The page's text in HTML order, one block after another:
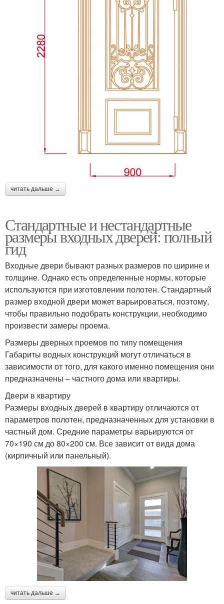
читать дальше →
Стандартные и нестандартные
размеры входных дверей: полный
гид
Входные двери бывают разных размеров по ширине и
толщине. Однако есть определенные нормы, которые
используются при изготовлении полотен. Стандартный
размер входной двери может варьироваться, поэтому,
чтобы правильно подобрать конструкции, необходимо
произвести замеры проема.
Размеры дверных проемов по типу помещения
Габариты водных конструкций могут отличаться в
зависимости от того, для какого именно помещения они
предназначены – частного дома или квартиры.
Двери в квартиру
Размеры входных дверей в квартиру отличаются от
параметров полотен, предназначенных для установки в
частный дом. Средние параметры варьируются от
70×190 см до 80×200 см. Все зависит от вида дома
(кирпичный или панельный).
читать дальше →